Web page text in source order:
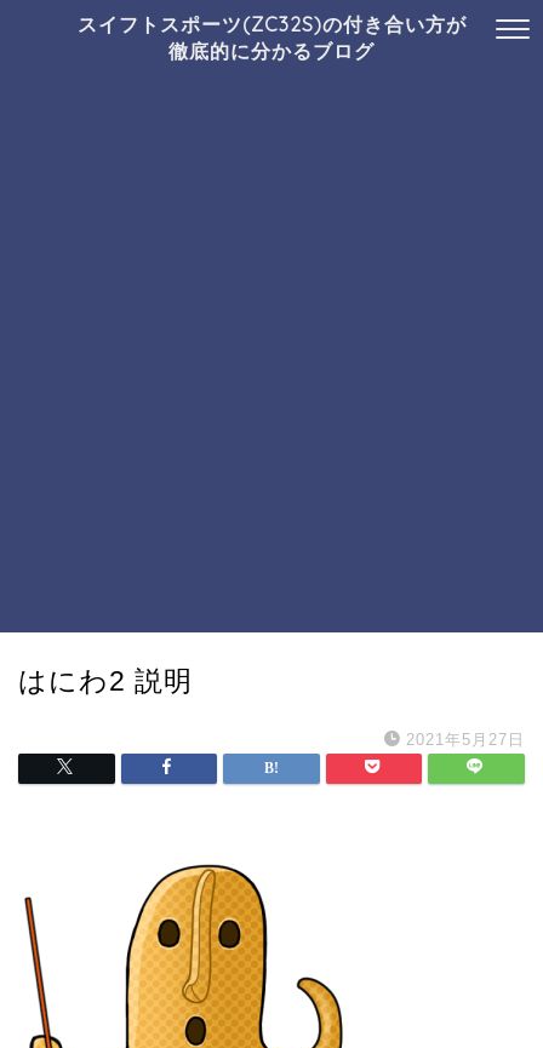
スイフトスポーツ(ZC32S)の付き合い方が
徹底的に分かるブログ
はにわ2 説明
2021年5月27日